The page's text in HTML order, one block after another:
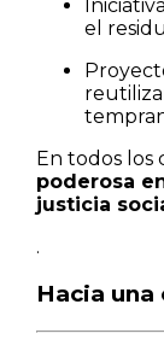
el
En todos los
poderosa
justicia
.
Hacia